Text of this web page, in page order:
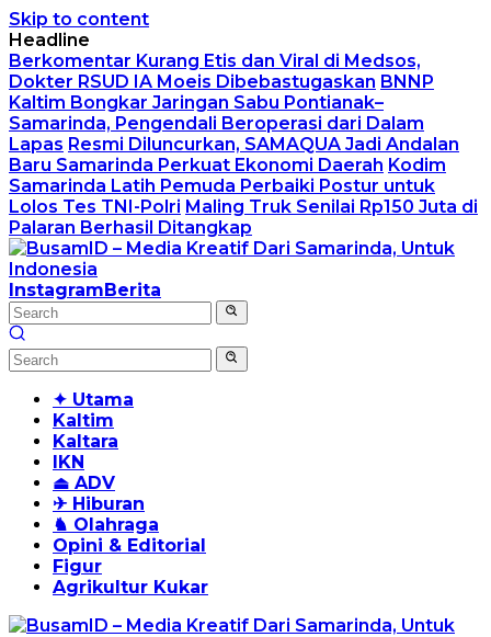
Skip to content
Headline
Berkomentar Kurang Etis dan Viral di Medsos,
Dokter RSUD IA Moeis Dibebastugaskan BNNP
Kaltim Bongkar Jaringan Sabu Pontianak–
Samarinda, Pengendali Beroperasi dari Dalam
Lapas Resmi Diluncurkan, SAMAQUA Jadi Andalan
Baru Samarinda Perkuat Ekonomi Daerah Kodim
Samarinda Latih Pemuda Perbaiki Postur untuk
Lolos Tes TNI-Polri Maling Truk Senilai Rp150 Juta di
Palaran Berhasil Ditangkap
InstagramBerita
✦ Utama
Kaltim
Kaltara
IKN
⏏ ADV
✈ Hiburan
♞ Olahraga
Opini & Editorial
Figur
Agrikultur Kukar